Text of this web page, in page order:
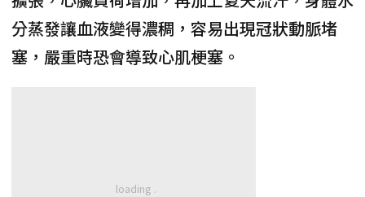
分蒸發讓血液變得濃稠，容易出現冠狀動脈堵
塞，嚴重時恐會導致心肌梗塞。